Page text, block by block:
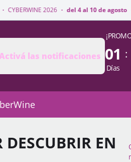
· del 4 al 10 de agosto · CYBERWINE
las notificaciones 01
Días
:
EN